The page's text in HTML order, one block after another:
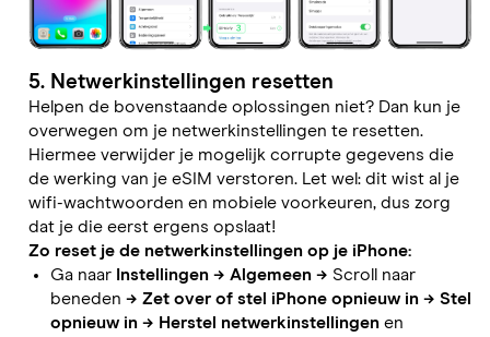
5. Netwerkinstellingen resetten
Helpen de bovenstaande oplossingen niet? Dan kun je
overwegen om je netwerkinstellingen te resetten.
Hiermee verwijder je mogelijk corrupte gegevens die
de werking van je eSIM verstoren. Let wel: dit wist al je
wifi-wachtwoorden en mobiele voorkeuren, dus zorg
dat je die eerst ergens opslaat!
Zo reset je de netwerkinstellingen op je iPhone:
Ga naar Instellingen → Algemeen → Scroll naar
beneden → Zet over of stel iPhone opnieuw in → Stel
opnieuw in → Herstel netwerkinstellingen en